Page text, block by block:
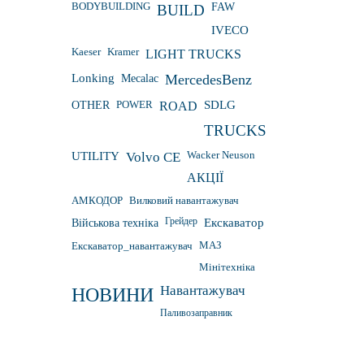
BODYBUILDING BUILD FAW
IVECO
Kaeser Kramer LIGHT TRUCKS
Lonking Mecalac MercedesBenz
OTHER POWER ROAD SDLG
TRUCKS
UTILITY Volvo CE Wacker Neuson
АКЦІЇ
АМКОДОР Вилковий навантажувач
Військова техніка Грейдер Екскаватор
Екскаватор_навантажувач МАЗ
Мінітехніка
НОВИНИ Навантажувач
Паливозаправник